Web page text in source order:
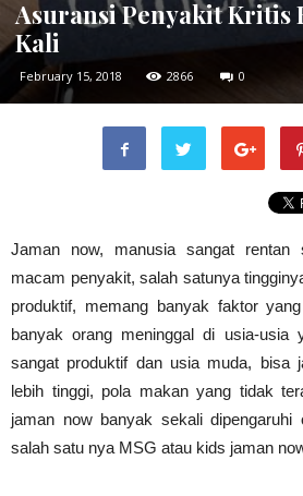
Asuransi Penyakit Kritis
Kali
February 15, 2018 2866 0
Jaman now, manusia sangat rentan
macam penyakit, salah satunya
produktif, memang banyak faktor
banyak orang meninggal di usia-usia
sangat produktif dan usia muda, bisa
lebih tinggi, pola makan yang tidak
jaman now banyak sekali dipengaruhi
salah satu nya MSG atau kids jaman